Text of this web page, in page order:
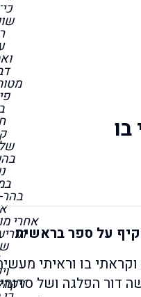
אחרי
על ספר בראשית
בו וראיתי
דור הפלגה ושל